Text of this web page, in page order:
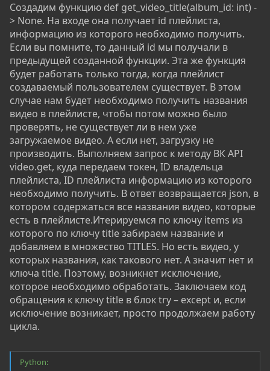
Создадим функцию def get_video_title(album_id: int) -
> None. На входе она получает id плейлиста,
информацию из которого необходимо получить.
Если вы помните, то данный id мы получали в
предыдущей созданной функции. Эта же функция
будет работать только тогда, когда плейлист
создаваемый пользователем существует. В этом
случае нам будет необходимо получить названия
видео в плейлисте, чтобы потом можно было
проверять, не существует ли в нем уже
загружаемое видео. А если нет, загрузку не
производить. Выполняем запрос к методу ВК API
video.get, куда передаем токен, ID владельца
плейлиста, ID плейлиста информацию из которого
необходимо получить. В ответ возвращается json, в
котором содержаться все названия видео, которые
есть в плейлисте.Итерируемся по ключу items из
которого по ключу title забираем название и
добавляем в множество TITLES. Но есть видео, у
которых названия, как такового нет. А значит нет и
ключа title. Поэтому, возникнет исключение,
которое необходимо обработать. Заключаем код
обращения к ключу title в блок try – except и, если
исключение возникает, просто продолжаем работу
цикла.
Python: